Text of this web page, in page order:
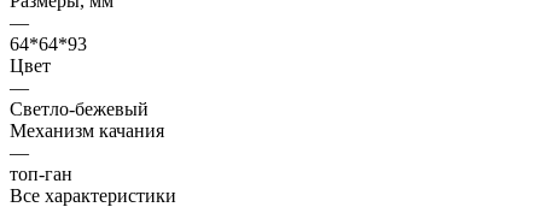
—
64*64*93
Цвет
—
Светло-бежевый
Механизм качания
—
топ-ган
Все характеристики